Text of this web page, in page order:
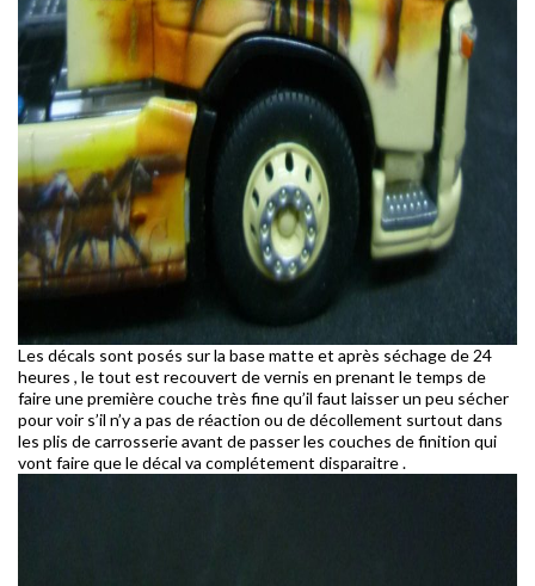
Les décals sont posés sur la base matte et après séchage de 24
heures , le tout est recouvert de vernis en prenant le temps de
faire une première couche très fine qu’il faut laisser un peu sécher
pour voir s’il n’y a pas de réaction ou de décollement surtout dans
les plis de carrosserie avant de passer les couches de finition qui
vont faire que le décal va complétement disparaitre .